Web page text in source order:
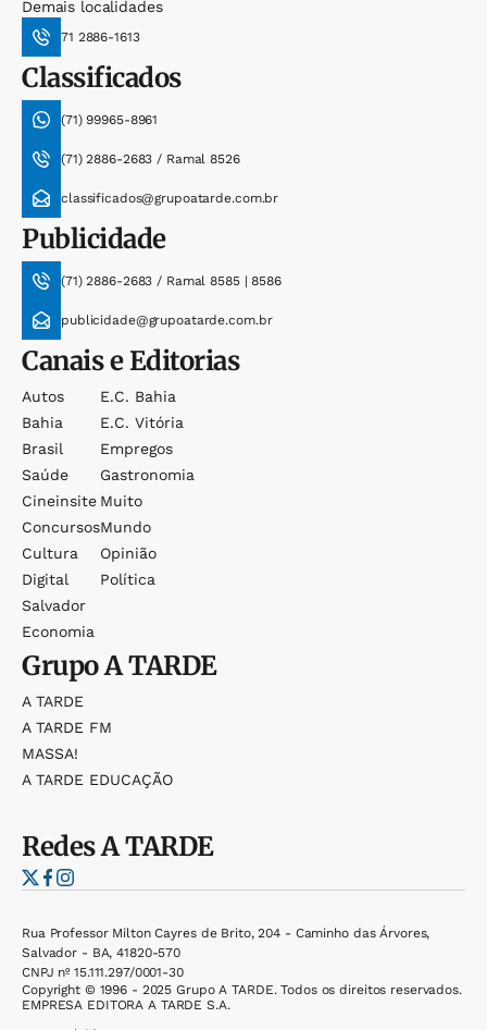
Demais localidades
71 2886-1613
Classificados
(71) 99965-8961
(71) 2886-2683 / Ramal 8526
classificados@grupoatarde.com.br
Publicidade
(71) 2886-2683 / Ramal 8585 | 8586
publicidade@grupoatarde.com.br
Canais e Editorias
Autos
Bahia
Brasil
Saúde
Cineinsite
Concursos
Cultura
Digital
Salvador
Economia
E.c. Bahia
E.c. Vitória
Empregos
Gastronomia
Muito
Mundo
Opinião
Política
GrupoA TARDE
A TARDE
A TARDE FM
MASSA!
A TARDE EDUCAÇÃO
RedesA TARDE
Rua Professor Milton Cayres de Brito, 204 - Caminho das Árvores,
Salvador - BA, 41820-570
CNPJ nº 15.111.297/0001-30
Copyright © 1996 - 2025 Grupo A TARDE. Todos os direitos reservados.
EMPRESA EDITORA A TARDE S.A.